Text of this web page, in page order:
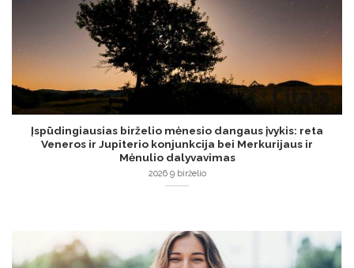
Įspūdingiausias birželio mėnesio dangaus įvykis: reta
Veneros ir Jupiterio konjunkcija bei Merkurijaus ir
Mėnulio dalyvavimas
2026 9 birželio